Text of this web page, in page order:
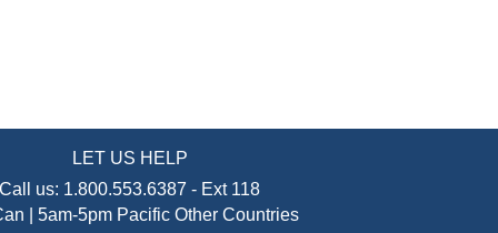
LET US HELP
Call us: 1.800.553.6387 - Ext 118
| 5am-5pm Pacific Other Countries